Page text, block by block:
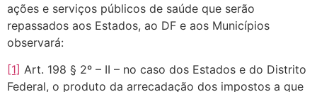
ações e serviços públicos de saúde que serão
repassados aos Estados, ao DF e aos Municípios
observará:
[1] Art. 198 § 2º – II – no caso dos Estados e do Distrito
Federal, o produto da arrecadação dos impostos a que